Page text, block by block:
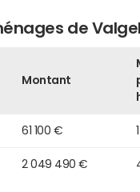
de
Montant
61 100 €
2 049 490 €